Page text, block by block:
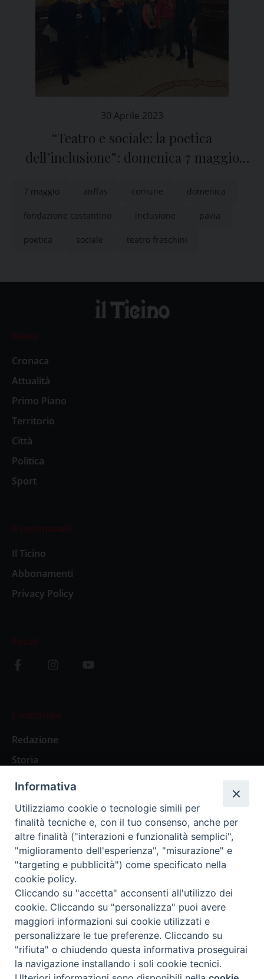
30 Aprile 2023
“Teatro e sociale: la poetica
dell’inclusione”: domenica 7 maggio
7 maggio anffas comune domenica
fondazione costantino inclusione pavia
poetica sociale teatro fraschini
News
Cronaca
Attualità
Primo Piano
Territorio
Città
Politica
Sport
Il settimanale
Il Ticino
Abbonamenti
Privacy Policy
Social
L’editoriale
Redazione
Storia
Abbonamenti
Abbonamento Annuale Digitale
Abbonamento Annuale Cartaceo
Abbonamento Singola Copia Digitale
Redazione: Pavia, Piazza Duomo 11 - tel. 0382.24736 -
amministrazione@ilticino.it - repossi@ilticino.it - P.
IVA: 00213430184
Informativa
Utilizziamo cookie o tecnologie simili per
finalità tecniche e, con il tuo consenso, anche per
altre finalità ("interazioni e funzionalità semplici",
"miglioramento dell'esperienza", "misurazione" e
"targeting e pubblicità") come specificato nella
cookie policy.
Cliccando su "accetta" acconsenti all'utilizzo dei
cookie. Cliccando su "personalizza" puoi avere
maggiori informazioni sui cookie utilizzati e
personalizzare le tue preferenze. Cliccando su
"rifiuta" o chiudendo questa informativa proseguirai
la navigazione installando i soli cookie tecnici.